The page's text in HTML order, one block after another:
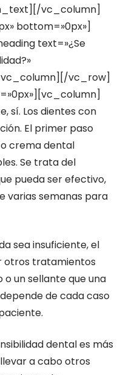
vc_column]
bottom=»0px»]
text=»¿Se
vc_row]
sí. Los dientes con
El primer paso
crema dental
Se trata del
pueda ser efectivo,
varias semanas para
sea insuficiente, el
otros tratamientos
un sellante que una
de cada caso
dental es más
a cabo otros